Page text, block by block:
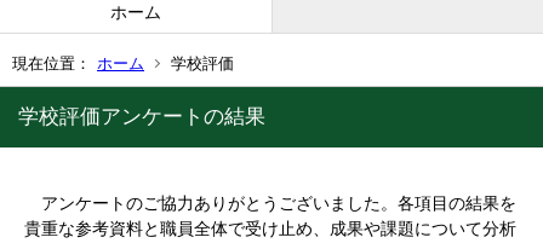
ホーム
現在位置： ホーム 学校評価
学校評価アンケートの結果
アンケートのご協力ありがとうございました。各項目の結果を
貴重な参考資料と職員全体で受け止め、成果や課題について分析